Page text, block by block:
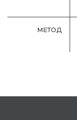
МЕТОД